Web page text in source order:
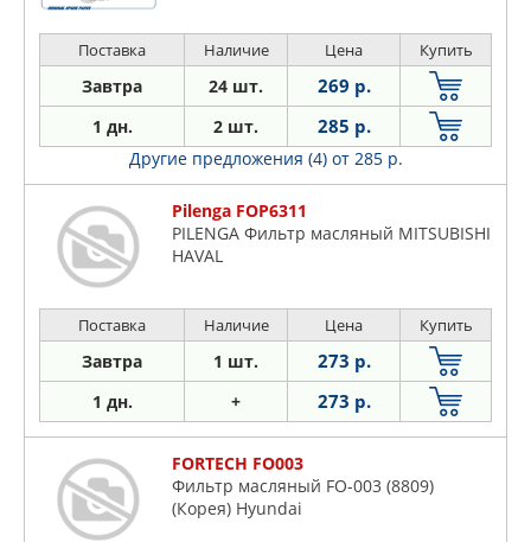
Поставка Наличие Цена Купить
Завтра 24 шт. 269 р.
1 дн. 2 шт. 285 р.
Другие предложения (4) от 285 р.
Pilenga FOP6311
PILENGA Фильтр масляный MITSUBISHI
HAVAL
Поставка Наличие Цена Купить
Завтра 1 шт. 273 р.
1 дн. + 273 р.
FORTECH FO003
Фильтр масляный FO-003 (8809)
(Корея) Hyundai